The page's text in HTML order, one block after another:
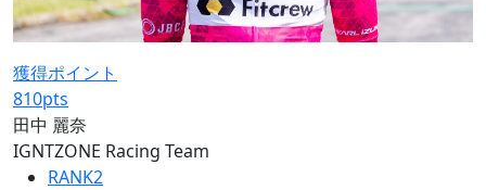
獲得ポイント
810pts
田中 麗奈
IGNTZONE Racing Team
RANK2